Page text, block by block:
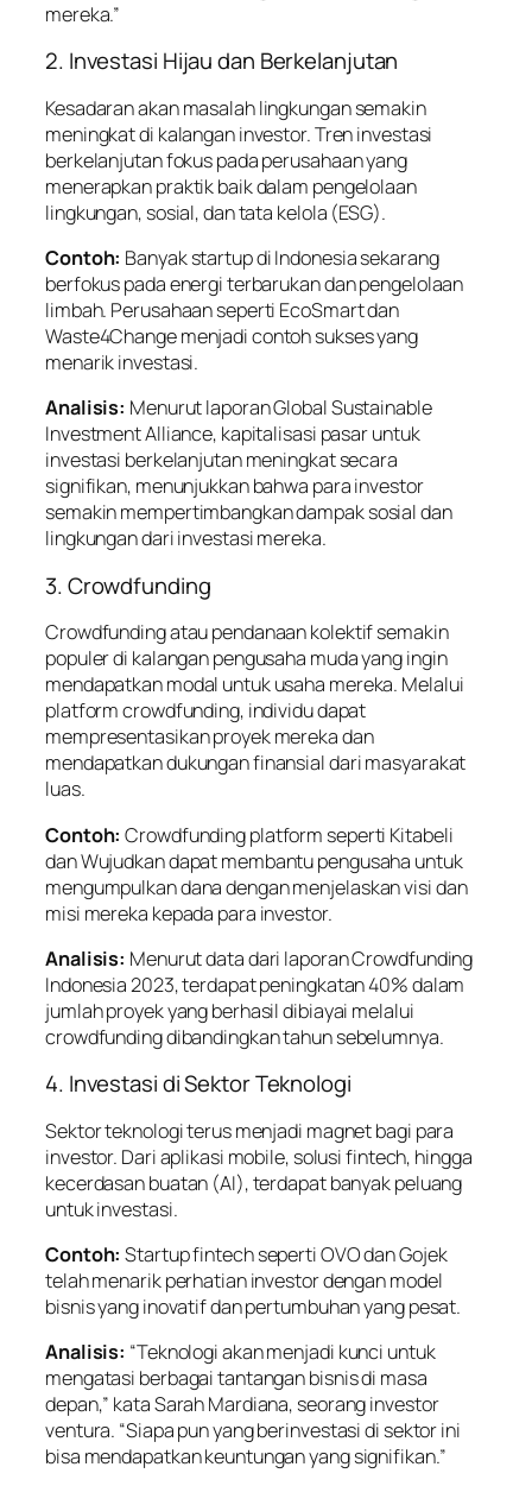
mereka.”
2. Investasi Hijau dan Berkelanjutan
Kesadaran akan masalah lingkungan semakin
meningkat di kalangan investor. Tren investasi
berkelanjutan fokus pada perusahaan yang
menerapkan praktik baik dalam pengelolaan
lingkungan, sosial, dan tata kelola (ESG).
Contoh: Banyak startup di Indonesia sekarang
berfokus pada energi terbarukan dan pengelolaan
limbah. Perusahaan seperti EcoSmart dan
Waste4Change menjadi contoh sukses yang
menarik investasi.
Analisis: Menurut laporan Global Sustainable
Investment Alliance, kapitalisasi pasar untuk
investasi berkelanjutan meningkat secara
signifikan, menunjukkan bahwa para investor
semakin mempertimbangkan dampak sosial dan
lingkungan dari investasi mereka.
3. Crowdfunding
Crowdfunding atau pendanaan kolektif semakin
populer di kalangan pengusaha muda yang ingin
mendapatkan modal untuk usaha mereka. Melalui
platform crowdfunding, individu dapat
mempresentasikan proyek mereka dan
mendapatkan dukungan finansial dari masyarakat
luas.
Contoh: Crowdfunding platform seperti Kitabeli
dan Wujudkan dapat membantu pengusaha untuk
mengumpulkan dana dengan menjelaskan visi dan
misi mereka kepada para investor.
Analisis: Menurut data dari laporan Crowdfunding
Indonesia 2023, terdapat peningkatan 40% dalam
jumlah proyek yang berhasil dibiayai melalui
crowdfunding dibandingkan tahun sebelumnya.
4. Investasi di Sektor Teknologi
Sektor teknologi terus menjadi magnet bagi para
investor. Dari aplikasi mobile, solusi fintech, hingga
kecerdasan buatan (AI), terdapat banyak peluang
untuk investasi.
Contoh: Startup fintech seperti OVO dan Gojek
telah menarik perhatian investor dengan model
bisnis yang inovatif dan pertumbuhan yang pesat.
Analisis: “Teknologi akan menjadi kunci untuk
mengatasi berbagai tantangan bisnis di masa
depan,” kata Sarah Mardiana, seorang investor
ventura. “Siapa pun yang berinvestasi di sektor ini
bisa mendapatkan keuntungan yang signifikan.”